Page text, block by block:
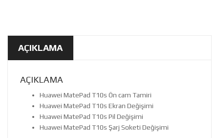
AÇIKLAMA
AÇIKLAMA
Huawei MatePad T10s Ön cam Tamiri
Huawei MatePad T10s Ekran Değişimi
Huawei MatePad T10s Pil Değişimi
Huawei MatePad T10s Şarj Soketi Değişimi